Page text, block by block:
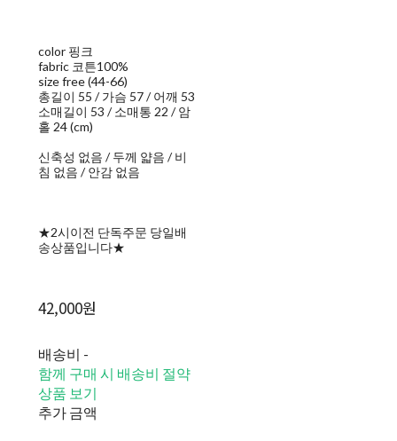
color 핑크
fabric 코튼100%
size free (44-66)
총길이 55 / 가슴 57 / 어깨 53
소매길이 53 / 소매통 22 / 암
홀 24 (cm)
신축성 없음 / 두께 얇음 / 비
침 없음 / 안감 없음
★2시이전 단독주문 당일배
송상품입니다★
42,000원
배송비 -
함께 구매 시 배송비 절약
상품 보기
추가 금액